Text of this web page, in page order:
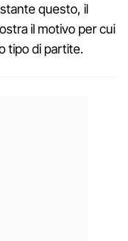
questo, il
il motivo per cui
tipo di partite.